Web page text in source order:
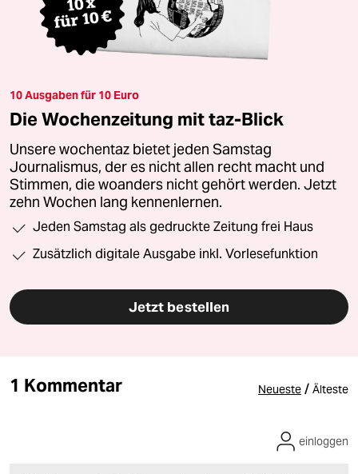
10 Ausgaben für 10 Euro
Die Wochenzeitung mit taz-Blick
Unsere wochentaz bietet jeden Samstag
Journalismus, der es nicht allen recht macht und
Stimmen, die woanders nicht gehört werden. Jetzt
zehn Wochen lang kennenlernen.
Jeden Samstag als gedruckte Zeitung frei Haus
Zusätzlich digitale Ausgabe inkl. Vorlesefunktion
Jetzt bestellen
1 Kommentar Neueste / Älteste
einloggen